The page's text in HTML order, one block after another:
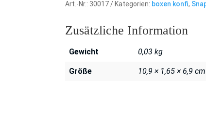
Art.-Nr.: 30017 Kategorien: boxen konfi,
Zusätzliche Information
Gewicht 0,03 kg
Größe 10,9 × 1,65 × 6,9 cm